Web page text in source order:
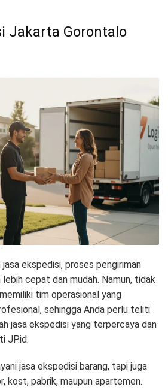
Jakarta Gorontalo
jasa ekspedisi, proses pengiriman
lebih cepat dan mudah. Namun, tidak
tim operasional yang
sehingga Anda perlu teliti
jasa ekspedisi yang terpercaya dan
JP.id.
jasa ekspedisi barang, tapi juga
kost, pabrik, maupun apartemen.